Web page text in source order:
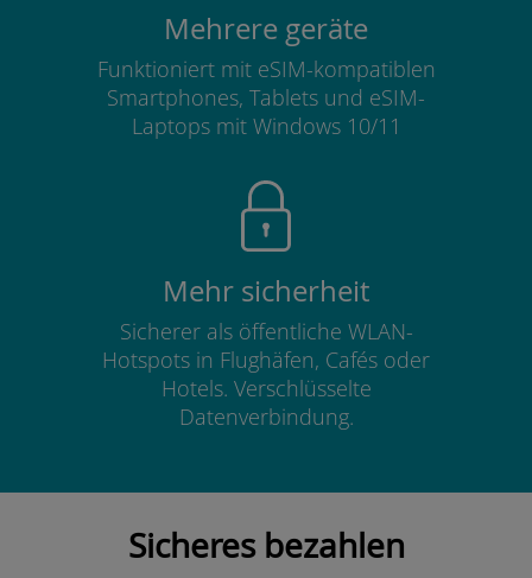
Mehrere geräte
Funktioniert mit eSIM-kompatiblen
Smartphones, Tablets und eSIM-
Laptops mit Windows 10/11
Mehr sicherheit
Sicherer als öffentliche WLAN-
Hotspots in Flughäfen, Cafés oder
Hotels. Verschlüsselte
Datenverbindung.
Sicheres bezahlen